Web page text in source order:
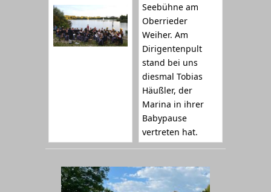
Seebühne am
Oberrieder
Weiher. Am
Dirigentenpult
stand bei uns
diesmal Tobias
Häußler, der
Marina in ihrer
Babypause
vertreten hat.